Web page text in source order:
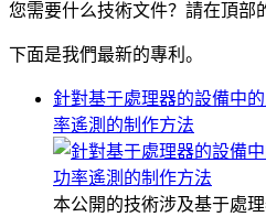
您需要什么技術文件？請在頂部
下面是我們最新的專利。
針對基于處理器的設備中
率遙測的制作方法
本公開的技術涉及基于處